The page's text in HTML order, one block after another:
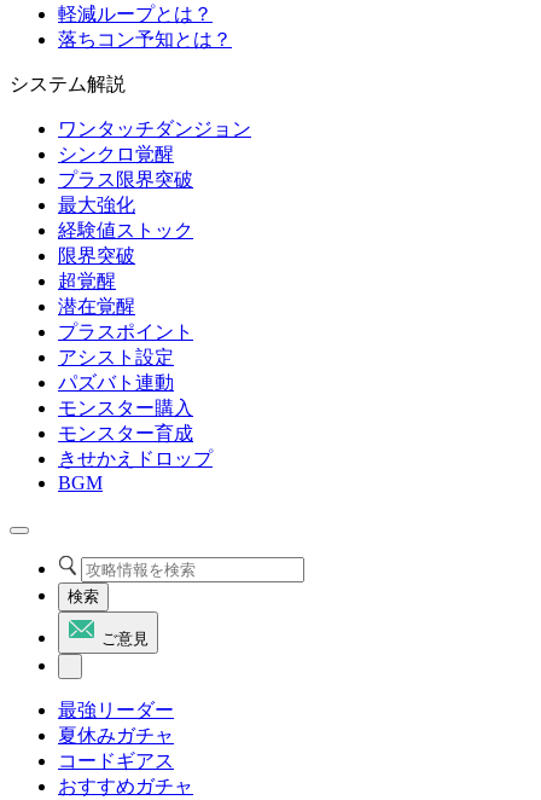
軽減ループとは？
落ちコン予知とは？
システム解説
ワンタッチダンジョン
シンクロ覚醒
プラス限界突破
最大強化
経験値ストック
限界突破
超覚醒
潜在覚醒
プラスポイント
アシスト設定
パズバト連動
モンスター購入
モンスター育成
きせかえドロップ
BGM
検索
ご意見
最強リーダー
夏休みガチャ
コードギアス
おすすめガチャ